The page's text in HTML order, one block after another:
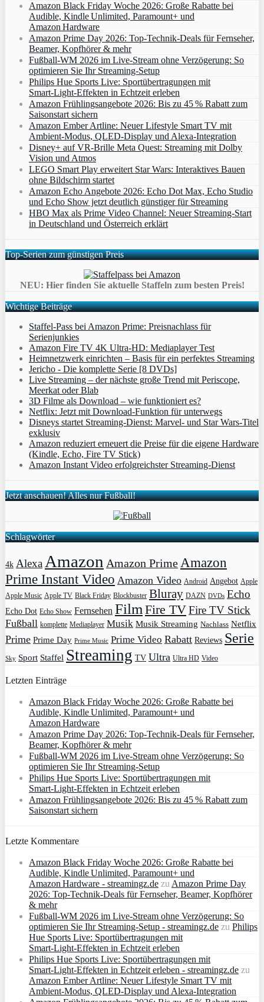
Amazon Black Friday Woche 2026: Große Rabatte bei
Audible, Kindle Unlimited, Paramount+ und
Amazon Hardware
Amazon Prime Day 2026: Top-Technik-Deals für Fernseher,
Beamer, Kopfhörer & mehr
Fußball-WM 2026 im Live-Stream ohne Verzögerung: So
optimieren Sie Ihr Streaming-Setup
Philips Hue Sports Live: Sportübertragungen mit
Smart‑Light‑Effekten in Echtzeit erleben
Amazon Frühlingsangebote 2026: Bis zu 45 % Rabatt zum
Saisonstart sichern
Amazon Ember Artline: Neuer Lifestyle Smart TV mit
Ambient‑Modus, QLED‑Display und Alexa‑Integration
Disney+ auf VR-Brille Meta Quest: Streaming mit Dolby
Vision und Atmos
LEGO Smart Play erweitert Star Wars: Interaktives Bauen
ohne Bildschirm startet
Amazon Echo Angebote 2026: Echo Dot Max, Echo Studio
und Echo Show jetzt deutlich günstiger für Streaming
HBO Max als Prime Video Channel: Neuer Streaming‑Start
in Deutschland und Österreich erklärt
Top-Serien zum günstigen Preis
NEU: Hier finden Sie aktuelle Staffeln zum besten Preis!
Wichtige Beiträge
Staffel-Pass bei Amazon Prime: Preisnachlass für
Serienjunkies
Amazon Fire TV 4K Ultra-HD: Mediaplayer Test
Heimnetzwerk einrichten – Basis für ein perfektes Streaming
Jericho - Die komplette Serie [8 DVDs]
Live Streaming – der nächste große Trend mit Periscope,
Meerkat oder Blab
3D Filme als Download – wie funktioniert es?
Netflix: Jetzt mit Download-Funktion für unterwegs
Disneys startet Streaming-Dienst: Marvel- und Star Wars-Titel
exklusiv
Amazon reduziert erneuert die Preise für die eigene Hardware
(Kindle, Echo, Fire TV Stick)
Amazon Instant Video erfolgreichster Streaming-Dienst
Jetzt anschauen! Alles nur Fußball!
Schlagwörter
4k Alexa Amazon Amazon PrimeAmazon
Prime Instant Video Amazon Video Android Angebot Apple
Apple Music Apple TV Black Friday Blockbuster Bluray DAZN DVDs Echo
Echo Dot Echo Show Fernsehen Film Fire TVFire TV Stick
Fußball komplette Mediaplayer Musik Musik Streaming Nachlass Netflix
Prime Prime Day Prime Music Prime Video Rabatt Reviews Serie
Sky Sport Staffel Streaming TV Ultra Ultra HD Video
Letzten Einträge
Amazon Black Friday Woche 2026: Große Rabatte bei
Audible, Kindle Unlimited, Paramount+ und
Amazon Hardware
Amazon Prime Day 2026: Top-Technik-Deals für Fernseher,
Beamer, Kopfhörer & mehr
Fußball-WM 2026 im Live-Stream ohne Verzögerung: So
optimieren Sie Ihr Streaming-Setup
Philips Hue Sports Live: Sportübertragungen mit
Smart‑Light‑Effekten in Echtzeit erleben
Amazon Frühlingsangebote 2026: Bis zu 45 % Rabatt zum
Saisonstart sichern
Letzte Kommentare
Amazon Black Friday Woche 2026: Große Rabatte bei
Audible, Kindle Unlimited, Paramount+ und
Amazon Hardware - streamingz.de zu Amazon Prime Day
2026: Top-Technik-Deals für Fernseher, Beamer, Kopfhörer
& mehr
Fußball-WM 2026 im Live-Stream ohne Verzögerung: So
optimieren Sie Ihr Streaming-Setup - streamingz.de zu Philips
Hue Sports Live: Sportübertragungen mit
Smart‑Light‑Effekten in Echtzeit erleben
Philips Hue Sports Live: Sportübertragungen mit
Smart‑Light‑Effekten in Echtzeit erleben - streamingz.de zu
Amazon Ember Artline: Neuer Lifestyle Smart TV mit
Ambient‑Modus, QLED‑Display und Alexa‑Integration